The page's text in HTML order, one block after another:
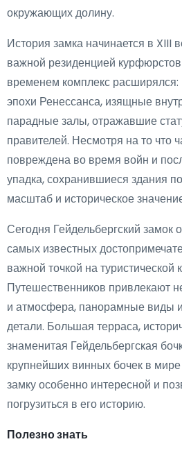
окружающих долину.
История замка начинается в XIII
важной резиденцией
временем комплекс
эпохи Ренессанса, изящные
парадные залы, отражавшие
правителей. Несмотря на то что
повреждена во время войн и
упадка, сохранившиеся здания
масштаб и историческое
Сегодня Гейдельбергский замок
самых известных
важной точкой на туристической
Путешественников привлекают
и атмосфера, панорамные виды
детали. Большая терраса,
знаменитая Гейдельбергская
крупнейших винных бочек в
замку особенно интересной и
погрузиться в его историю.
Полезно знать